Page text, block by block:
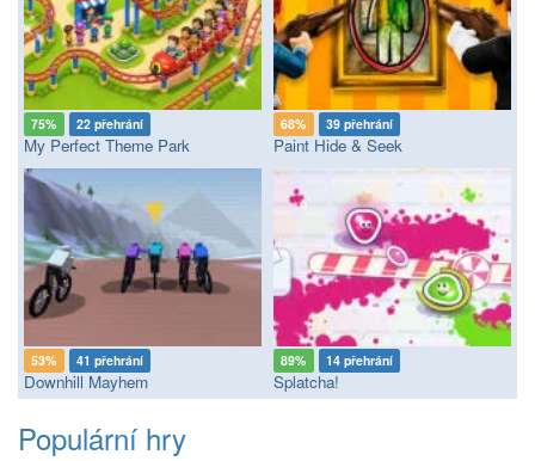
75% 22 přehrání
My Perfect Theme Park
68% 39 přehrání
Paint Hide & Seek
53% 41 přehrání
Downhill Mayhem
89% 14 přehrání
Splatcha!
Populární hry